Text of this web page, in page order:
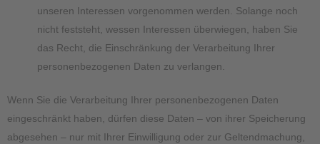
unseren Interessen vorgenommen werden. Solange noch
nicht feststeht, wessen Interessen überwiegen, haben Sie
das Recht, die Einschränkung der Verarbeitung Ihrer
personenbezogenen Daten zu verlangen.
Wenn Sie die Verarbeitung Ihrer personenbezogenen Daten
eingeschränkt haben, dürfen diese Daten – von ihrer Speicherung
abgesehen – nur mit Ihrer Einwilligung oder zur Geltendmachung,